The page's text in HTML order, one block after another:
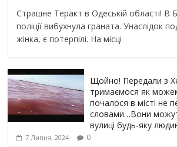
Страшне Теракт в Одеській області! В
поліції вибухнула граната. Унаслідок
жінка, є потерпілі. На місці
Щойно! Передали з
тримаємося як
почалося в місті не
словами…Вони
вулиці будь-яку
7 Липня, 2024 0